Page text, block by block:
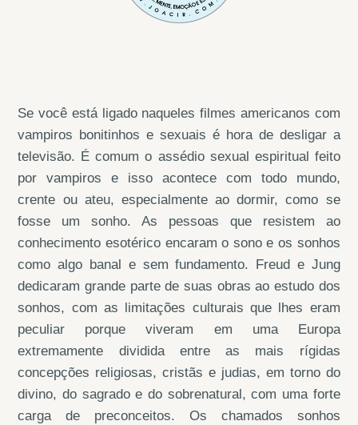
Se você está ligado naqueles filmes americanos com
vampiros bonitinhos e sexuais é hora de desligar a
televisão. É comum o assédio sexual espiritual feito
por vampiros e isso acontece com todo mundo,
crente ou ateu, especialmente ao dormir, como se
fosse um sonho. As pessoas que resistem ao
conhecimento esotérico encaram o sono e os sonhos
como algo banal e sem fundamento. Freud e Jung
dedicaram grande parte de suas obras ao estudo dos
sonhos, com as limitações culturais que lhes eram
peculiar porque viveram em uma Europa
extremamente dividida entre as mais rígidas
concepções religiosas, cristãs e judias, em torno do
divino, do sagrado e do sobrenatural, com uma forte
carga de preconceitos. Os chamados sonhos